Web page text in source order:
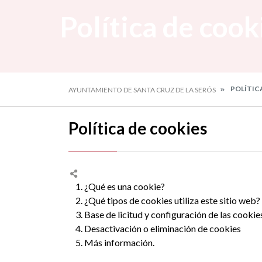
AYUNTAMIENTO DE SANTA CRUZ DE LA SERÓS
Política de cookies
1. ¿Qué es una cookie?
2. ¿Qué tipos de cookies utiliza este sitio web?
3. Base de licitud y configuración de las
4. Desactivación o eliminación de cookies
5. Más información.